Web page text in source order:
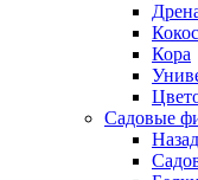
Кора
Садовые
Назад